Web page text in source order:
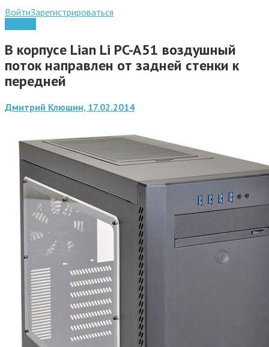
ВойтиЗарегистрироваться
В корпусе Lian Li PC-A51 воздушный
поток направлен от задней стенки к
передней
Дмитрий Клюшин, 17.02.2014